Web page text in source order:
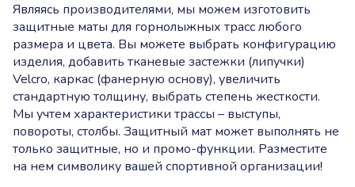
Являясь производителями, мы можем изготовить
защитные маты для горнолыжных трасс любого
размера и цвета. Вы можете выбрать конфигурацию
изделия, добавить тканевые застежки (липучки)
Velcro, каркас (фанерную основу), увеличить
стандартную толщину, выбрать степень жесткости.
Мы учтем характеристики трассы – выступы,
повороты, столбы. Защитный мат может выполнять не
только защитные, но и промо-функции. Разместите
на нем символику вашей спортивной организации!